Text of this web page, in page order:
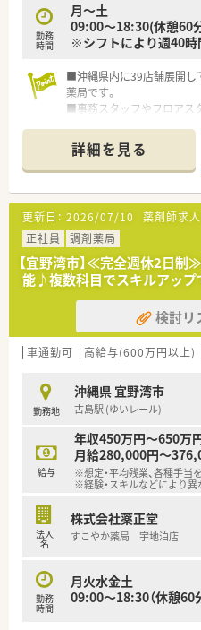
勤務
時間
月～土
09:00～18:30(休憩60
※シフトにより週40時
■沖縄県内に39店舗展開し
薬局です。
■事務スタッフやフロアス
す。
■平成20年に大手チェーン
高いサービスを提供出来る
■総合病院だけでなく、様
め、幅広い処方の経験が積
■社内研修も充実しており
理の研修など幅広い内容で
■育児休業・介護休業・看
就業できる環境づくりに取
■グループで薬剤師は100名
休みも取得しやすい環境で
■待合室でお待ちのお客様
さまざまなサポートを行う
「ドライブスルー」など、“
詳細を見る
更新日： 2026/07/10 薬剤師求人
正社員
調剤薬局
【宜野湾市】≪完全週休2日
能♪複数科目でスキルアップ
検討リ
車通勤可 高給与(600万円以上)
勤務地
沖縄県 宜野湾市
古島駅 (ゆいレール)
給与
年収450万円～650万
月給280,000円～
※想定・平均残業、各種手当
※経験・スキルなどにより異
法人
名
株式会社薬正堂
すこやか薬局 宇地泊店
勤務
時間
月火水金土
09:00～18:30（休憩60